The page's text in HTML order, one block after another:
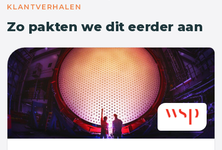
KLANTVERHALEN
Zo pakten we dit eerder aan